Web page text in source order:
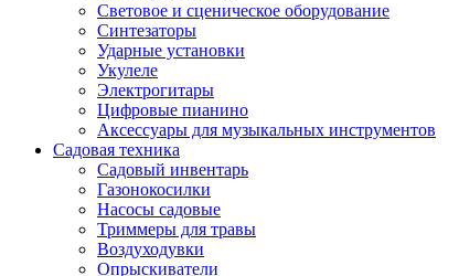
Световое и сценическое оборудование
Синтезаторы
Ударные установки
Укулеле
Электрогитары
Цифровые пианино
Аксессуары для музыкальных инструментов
Садовая техника
Садовый инвентарь
Газонокосилки
Насосы садовые
Триммеры для травы
Воздуходувки
Опрыскиватели